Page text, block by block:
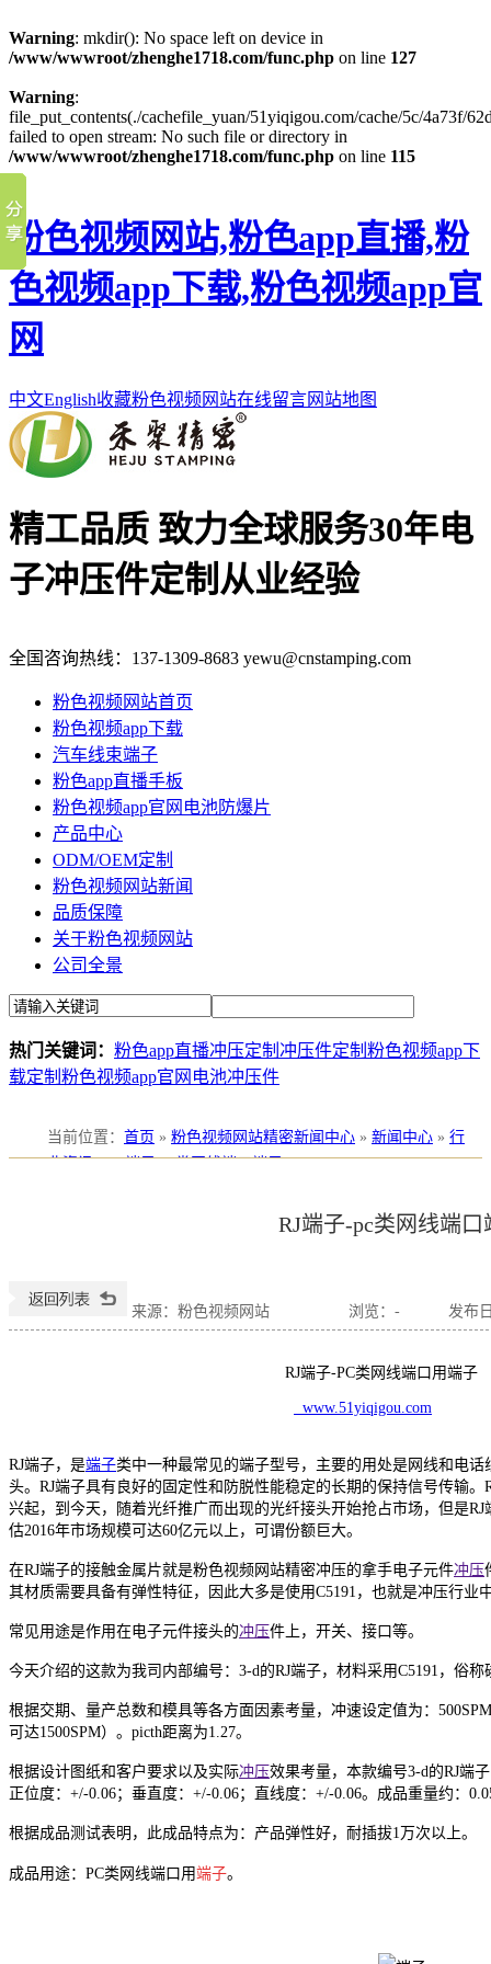
Warning: mkdir(): No space left on device in
/www/wwwroot/zhenghe1718.com/func.php on line 127
Warning:
file_put_contents(./cachefile_yuan/51yiqigou.com/cache/5c/4a73f/
failed to open stream: No such file or directory in
/www/wwwroot/zhenghe1718.com/func.php on line 115
粉色视频网站,粉色app直播,粉
色视频app下载,粉色视频app官
网
中文English收藏粉色视频网站在线留言网站地图
精工品质 致力全球服务30年电
子冲压件定制从业经验
全国咨询热线： 137-1309-8683 yewu@cnstamping.com
粉色视频网站首页
粉色视频app下载
汽车线束端子
粉色app直播手板
粉色视频app官网电池防爆片
产品中心
ODM/OEM定制
粉色视频网站新闻
品质保障
关于粉色视频网站
公司全景
热门关键词： 粉色app直播冲压定制 冲压件定制 粉色视频app下
载定制 粉色视频app官网电池冲压件
当前位置 ： 首页 » 粉色视频网站精密新闻中心 » 新闻中心 » 行
业资讯»RJ端子-pc类网线端口端子
RJ端子-pc类网线端口
来源：粉色视频网站 浏览： - 发布
RJ端子-PC类网线端口用端子
www.51yiqigou.com
RJ端子，是端子类中一种最常见的端子型号，主要的用处是网线和电
头。RJ端子具有良好的固定性和防脱性能稳定的长期的保持信号传输
兴起，到今天，随着光纤推广而出现的光纤接头开始抢占市场，但是
估2016年市场规模可达60亿元以上，可谓份额巨大。
在RJ端子的接触金属片就是粉色视频网站精密冲压的拿手电子元件冲压
其材质需要具备有弹性特征，因此大多是使用C5191，也就是冲压行业
常见用途是作用在电子元件接头的冲压件上，开关、接口等。
今天介绍的这款为我司内部编号：3-d的RJ端子，材料采用C5191，俗
根据交期、量产总数和模具等各方面因素考量，冲速设定值为：
可达1500SPM）。picth距离为1.27。
根据设计图纸和客户要求以及实际冲压效果考量，本款编号3-d的RJ端
正位度：+/-0.06；垂直度：+/-0.06；直线度：+/-0.06。成品重量约：
根据成品测试表明，此成品特点为：产品弹性好，耐插拔1万次以上。
成品用途：PC类网线端口用端子。